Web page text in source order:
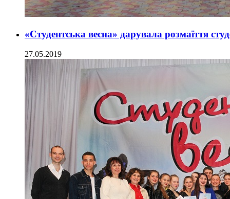
«Студентська весна» дарувала розмаїття
27.05.2019